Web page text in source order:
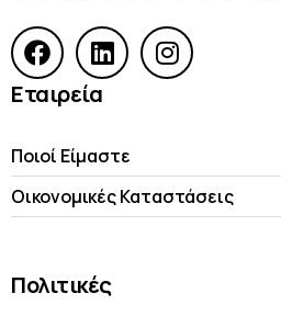
Εταιρεία
Ποιοί Είμαστε
Οικονομικές Kαταστάσεις
Πολιτικές